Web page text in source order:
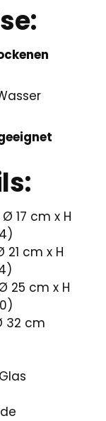
17 cm x H
cm x H
25 cm x H
32 cm